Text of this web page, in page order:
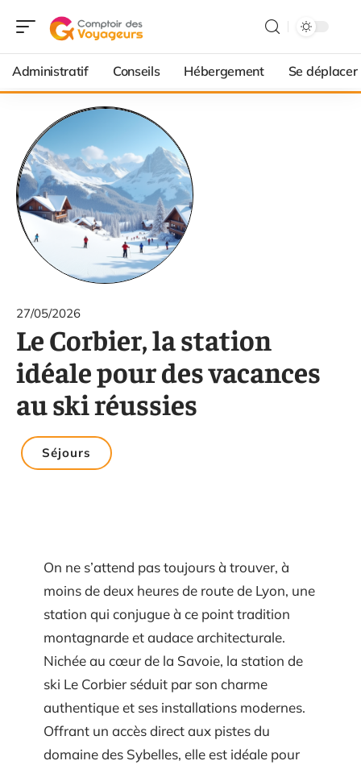
Administratif Conseils Hébergement Se déplacer
27/05/2026
Le Corbier, la station
idéale pour des vacances
au ski réussies
Séjours
On ne s’attend pas toujours à trouver, à
moins de deux heures de route de Lyon, une
station qui conjugue à ce point tradition
montagnarde et audace architecturale.
Nichée au cœur de la Savoie, la station de
ski Le Corbier séduit par son charme
authentique et ses installations modernes.
Offrant un accès direct aux pistes du
domaine des Sybelles, elle est idéale pour